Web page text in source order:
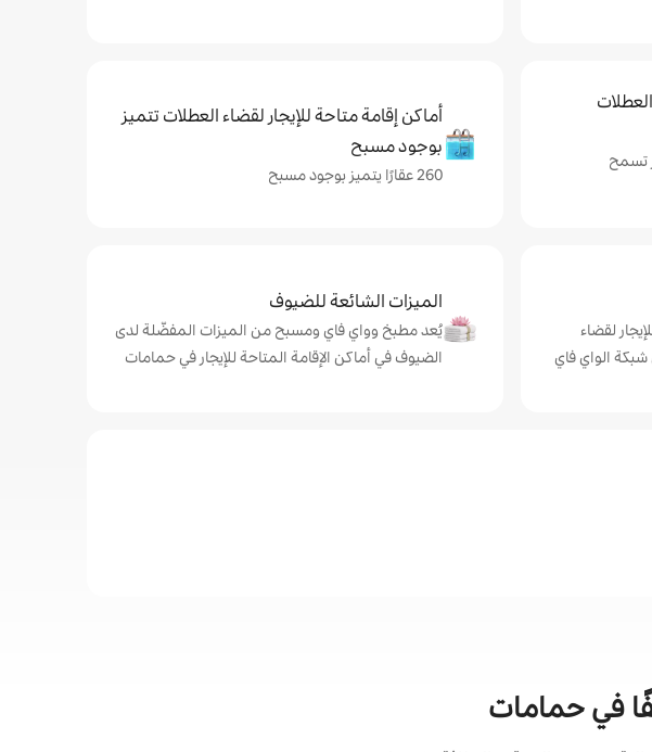
تسمح
أماكن إقامة متاحة للإيجار لقضاء العطلات تتميز
بوجود مسبح
260 عقارًا يتميز بوجود مسبح
لقضاء
الواي فاي
الميزات الشائعة للضيوف
يُعد مطبخ وواي فاي ومسبح من الميزات المفضّلة لدى
الضيوف في أماكن الإقامة المتاحة للإيجار في حمامات
في حمامات